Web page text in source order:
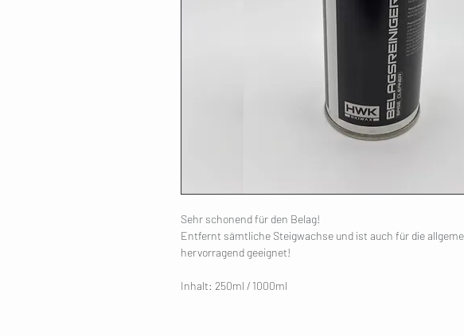
Sehr schonend für den Belag!
Entfernt sämtliche Steigwachse und ist auch für die
hervorragend geeignet!
Inhalt: 250ml / 1000ml